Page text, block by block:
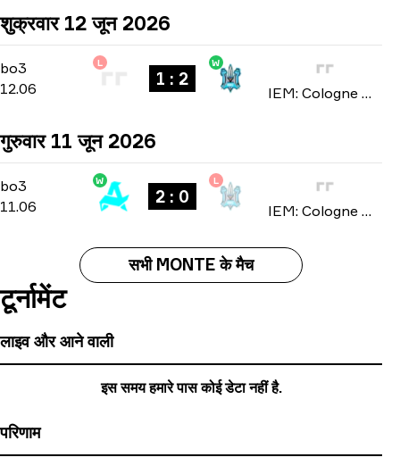
शुक्रवार 12 जून 2026
bo3
bo3
12.06
L
1 : 2
W
IEM: Cologne Major 2026
गुरुवार 11 जून 2026
bo3
bo3
11.06
W
2 : 0
L
IEM: Cologne Major 2026
सभी MONTE के मैच
टूर्नामेंट
लाइव और आने वाली
इस समय हमारे पास कोई डेटा नहीं है.
परिणाम